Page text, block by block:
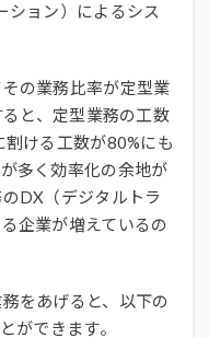
ション）によるシス
の業務比率が定型業
と、定型業務の工数
ける工数が80%にも
多く効率化の余地が
DX（デジタルトラ
企業が増えているの
をあげると、以下の
ができます。